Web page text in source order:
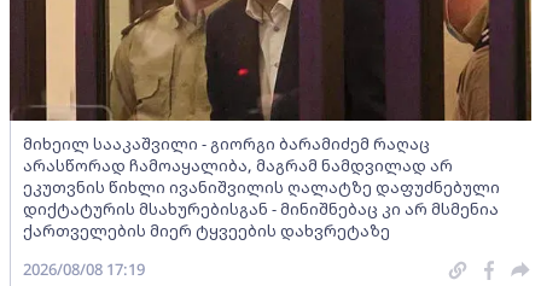
მიხეილ სააკაშვილი - გიორგი ბარამიძემ რაღაც
არასწორად ჩამოაყალიბა, მაგრამ ნამდვილად არ
ეკუთვნის წიხლი ივანიშვილის ღალატზე დაფუძნებული
დიქტატურის მსახურებისგან - მინიშნებაც კი არ მსმენია
ქართველების მიერ ტყვეების დახვრეტაზე
2026/08/08 17:19